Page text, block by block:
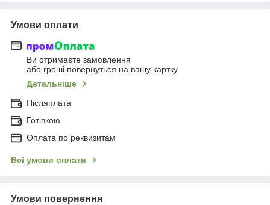
Умови оплати
Ви отримаєте замовлення
або гроші повернуться на вашу картку
Детальніше
Післяплата
Готівкою
Оплата по реквизитам
Всі умови оплати
Умови повернення